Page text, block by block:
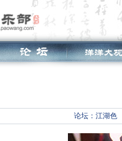
论坛： 江湖色